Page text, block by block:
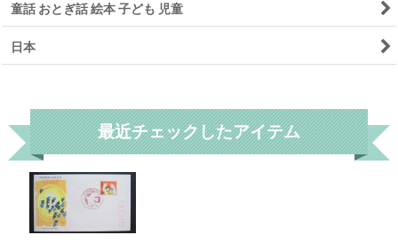
童話 おとぎ話 絵本 子ども 児童
日本
最近チェックしたアイテム